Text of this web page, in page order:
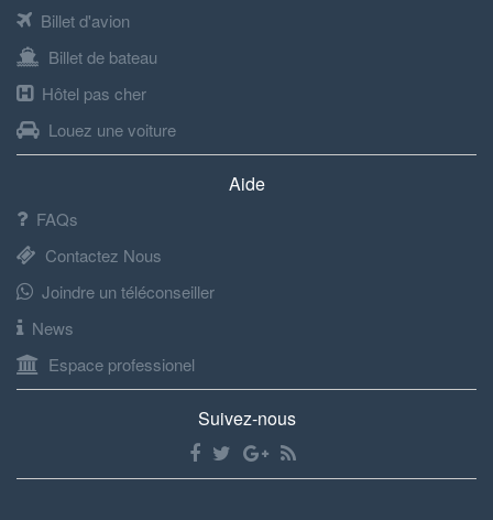
Billet d'avion
Billet de bateau
Hôtel pas cher
Louez une voiture
Aide
FAQs
Contactez Nous
Joindre un téléconseiller
News
Espace professionel
Suivez-nous